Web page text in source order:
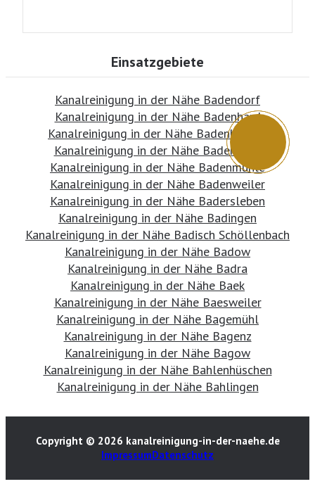
Einsatzgebiete
Kanalreinigung in der Nähe Badendorf
Kanalreinigung in der Nähe Badenhard
Kanalreinigung in der Nähe Badenhausen
Kanalreinigung in der Nähe Badenheim
Kanalreinigung in der Nähe Badenmühle
Kanalreinigung in der Nähe Badenweiler
Kanalreinigung in der Nähe Badersleben
Kanalreinigung in der Nähe Badingen
Kanalreinigung in der Nähe Badisch Schöllenbach
Kanalreinigung in der Nähe Badow
Kanalreinigung in der Nähe Badra
Kanalreinigung in der Nähe Baek
Kanalreinigung in der Nähe Baesweiler
Kanalreinigung in der Nähe Bagemühl
Kanalreinigung in der Nähe Bagenz
Kanalreinigung in der Nähe Bagow
Kanalreinigung in der Nähe Bahlenhüschen
Kanalreinigung in der Nähe Bahlingen
Copyright © 2026 kanalreinigung-in-der-naehe.de
ImpressumDatenschutz